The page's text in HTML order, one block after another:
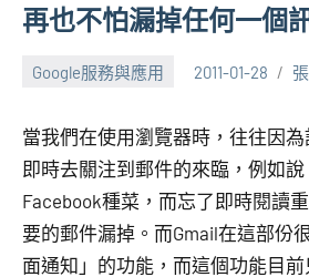
再也不怕漏掉任何一個
Google服務與應用 2011-01-28
當我們在使用瀏覽器時，往往因
即時去關注到郵件的來臨，例如
Facebook種菜，而忘了即時閱讀
要的郵件漏掉。而Gmail在這部份
面通知」的功能，而這個功能目